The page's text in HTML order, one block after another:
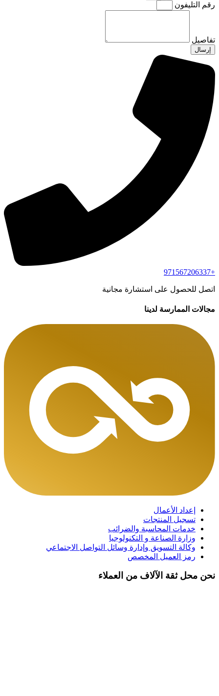
رقم التليفون
تفاصيل
إرسال
+971567206337
اتصل للحصول على استشارة مجانية
مجالات الممارسة لدينا
إعداد الأعمال
تسجيل المنتجات
خدمات المحاسبة والضرائب
وزارة الصناعة و التكنولوجيا
وكالة التسويق وإدارة وسائل التواصل الاجتماعي
رمز العميل المخصص
نحن محل ثقة الآلاف من العملاء